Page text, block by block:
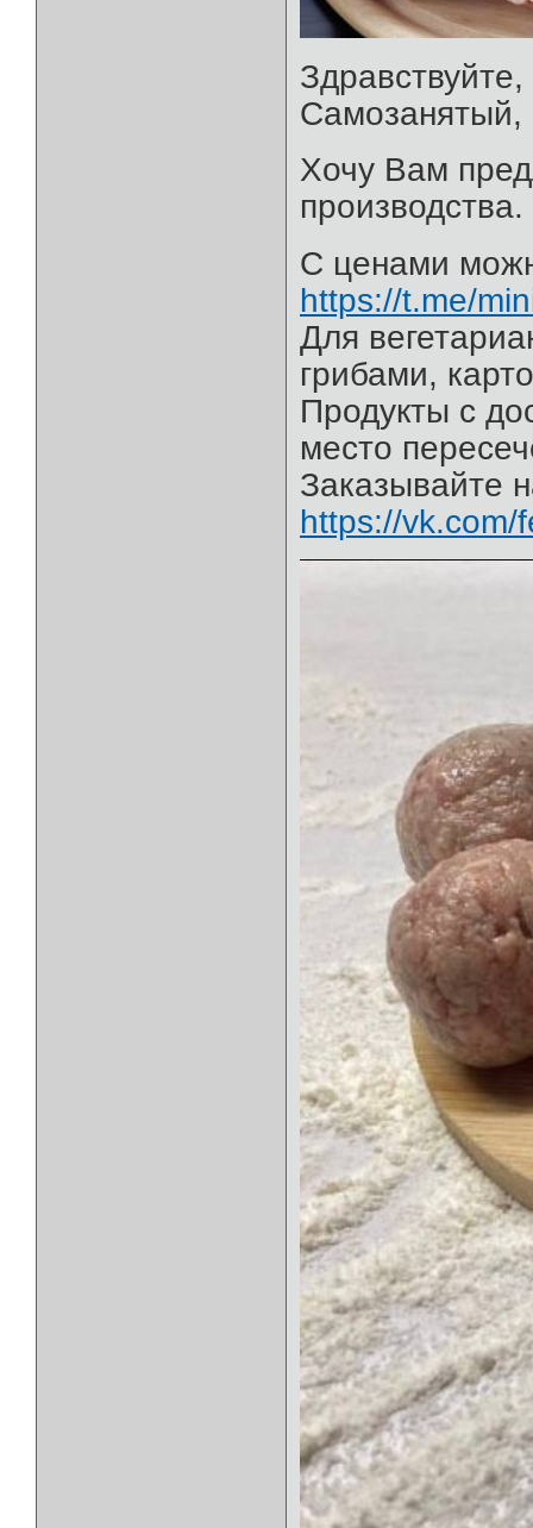
Хочу Вам
производства.
С ценами
https://t.me/
Для
грибами,
Продукты с
место
Заказывайте
https://vk.com/